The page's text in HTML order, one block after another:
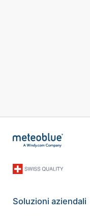
Soluzioni aziendali